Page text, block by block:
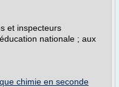
et inspecteurs
nationale ; aux
chimie en seconde